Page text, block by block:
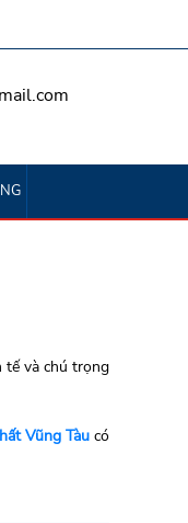
và chú trọng
Vũng Tàucó